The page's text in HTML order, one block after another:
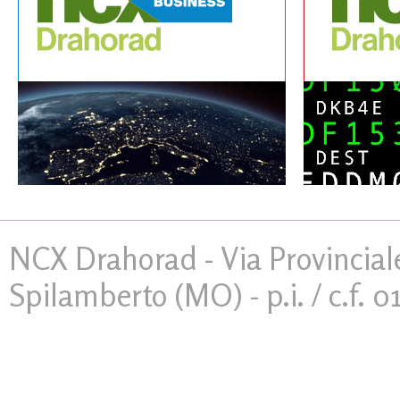
NCX Drahorad - Via
Spilamberto (MO) - p.i. / c.f.